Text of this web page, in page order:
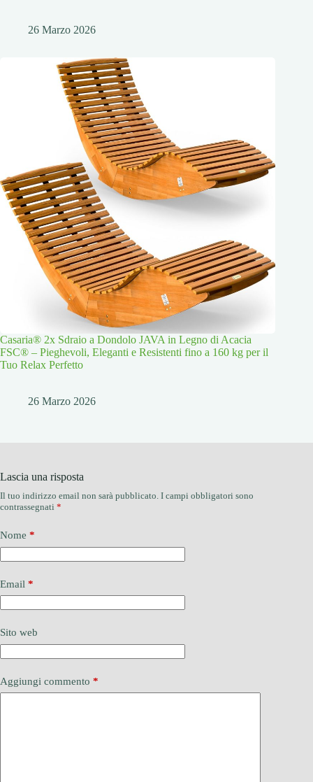
26 Marzo 2026
Casaria® 2x Sdraio a Dondolo JAVA in Legno di Acacia
FSC® – Pieghevoli, Eleganti e Resistenti fino a 160 kg per il
Tuo Relax Perfetto
26 Marzo 2026
Lascia una risposta
Il tuo indirizzo email non sarà pubblicato. I campi obbligatori sono
contrassegnati *
Nome *
Email *
Sito web
Aggiungi commento *